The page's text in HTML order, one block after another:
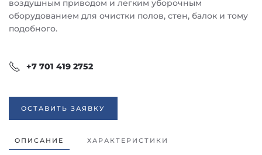
воздушным приводом и легким уборочным
оборудованием для очистки полов, стен, балок и тому
подобного.
+7 701 419 2752
ОСТАВИТЬ ЗАЯВКУ
ОПИСАНИЕ ХАРАКТЕРИСТИКИ